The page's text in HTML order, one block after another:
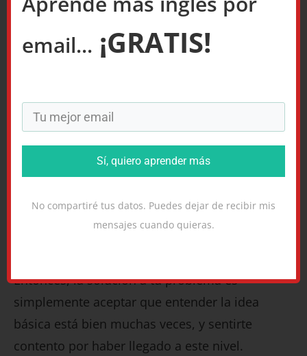
gran cosa.
Un ejemplo (ficticio) para aclararnos:
al ex-alcalde de Valdemanco, que se casó con la
hija del torero El Toni y que hace un buen plato
de callos, y me dice que ahora vive en barrio del
Una frase así tiene algo de sentido, pero tienes
que saber más cultura Hispano-Madrileña que
Entonces, la solución a tu problema es
simplemente aceptar que entender la idea
básica está bien muchas veces, y sentirte
contento por haber llegado a este nivel.
email... ¡GRATIS!
Sí, quiero aprender más
No compartiré tus datos. Puedes dejar de recibir mis
mensajes cuando quieras.